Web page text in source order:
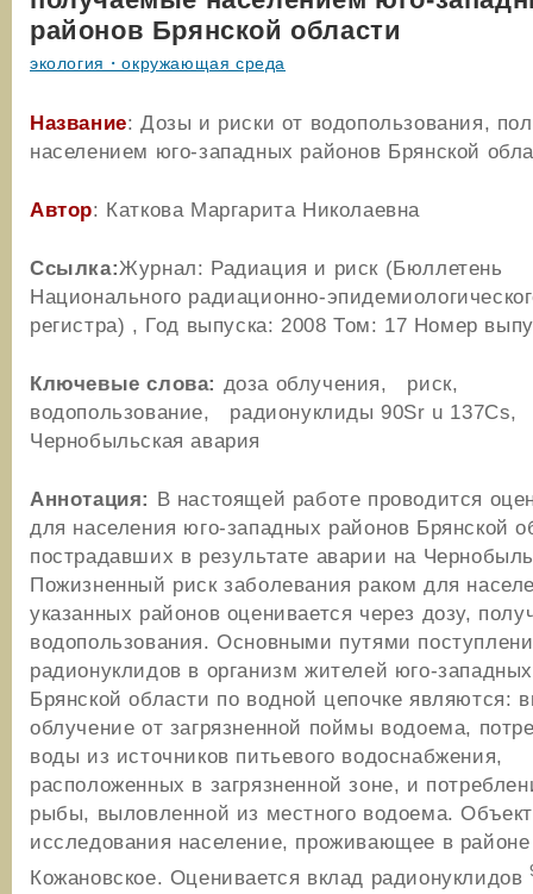
районов Брянской области
экология・окружающая среда
Название: Дозы и риски от водопользования,
населением юго-западных районов Брянской
Автор: Каткова Маргарита Николаевна
Ссылка:Журнал: Радиация и риск (Бюллетень
Национального радиационно-
регистра) , Год выпуска: 2008 Том: 17 Номер
Ключевые слова: доза облучения, риск,
водопользование, радионуклиды 90Sr u 137Cs,
Чернобыльская авария
Аннотация: В настоящей работе проводится
для населения юго-западных районов Брянской
пострадавших в результате аварии на
Пожизненный риск заболевания раком для
указанных районов оценивается через дозу,
водопользования. Основными путями
радионуклидов в организм жителей юго-
Брянской области по водной цепочке являются:
облучение от загрязненной поймы водоема,
воды из источников питьевого водоснабжения,
расположенных в загрязненной зоне, и
рыбы, выловленной из местного водоема. Объект
исследования население, проживающее в районе
Кожановское. Оценивается вклад радионуклидов